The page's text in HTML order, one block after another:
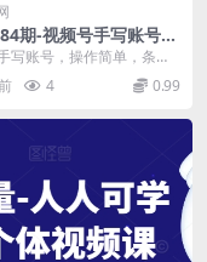
期-视频号手写账号，
，条条爆款，轻松月
写账号，操作简单，条条
松月入2w【揭秘】 今天给
的是视频...
4 0.99